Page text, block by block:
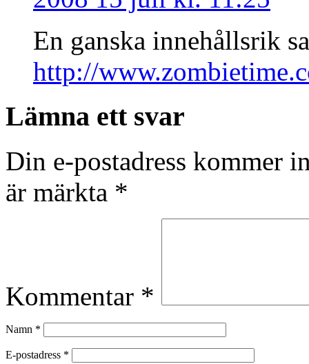
En ganska innehållsrik
http://
Lämna ett svar
Din e-postadress kommer
är märkta *
Kommentar *
Namn *
E-postadress *